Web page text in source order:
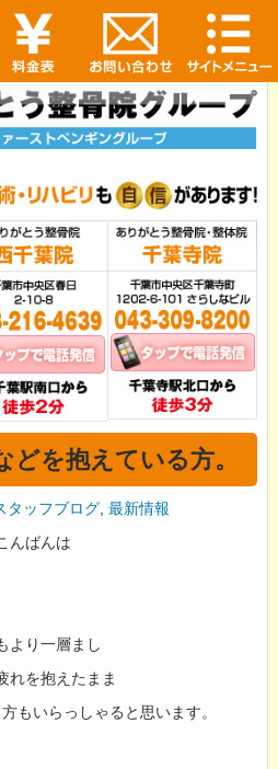
どを抱えている方。
タッフブログ, 最新情報
んばんは
より一層まし
れを抱えたまま
もいらっしゃると思います。